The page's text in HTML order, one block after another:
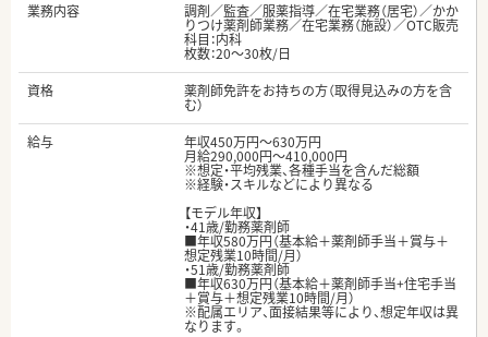
業務内容
調剤／監査／服薬指導／在宅業務（居宅）／かか
りつけ薬剤師業務／在宅業務（施設）／OTC販売
科目：内科
枚数：20～30枚/日
資格
薬剤師免許をお持ちの方（取得見込みの方を含
む）
給与
年収450万円～630万円
月給290,000円～410,000円
※想定・平均残業、各種手当を含んだ総額
※経験・スキルなどにより異なる
【モデル年収】
・41歳/勤務薬剤師
■年収580万円（基本給＋薬剤師手当＋賞与＋
想定残業10時間/月）
・51歳/勤務薬剤師
■年収630万円（基本給＋薬剤師手当+住宅手当
＋賞与＋想定残業10時間/月）
※配属エリア、面接結果等により、想定年収は異
なります。